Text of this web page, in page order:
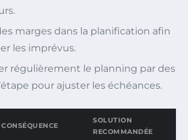
marges dans la planification afin
les imprévus.
régulièrement le planning par des
pour ajuster les échéances.
CONSÉQUENCE
SOLUTION
RECOMMANDÉE